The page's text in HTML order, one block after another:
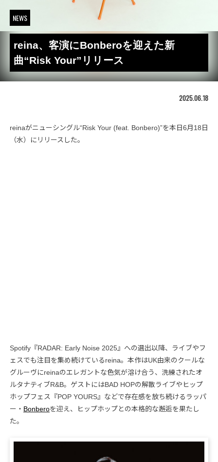
NEWS
reina、客演にBonberoを迎えた新
曲“Risk Your”リリース
2025.06.18
reinaがニューシングル“Risk Your (feat. Bonbero)”を本日6月18日
（水）にリリースした。
Spotify『RADAR: Early Noise 2025』への選出以降、ライブやフ
ェスでも注目を集め続けているreina。本作はUK由来のクールな
グルーヴにreinaのエレガントな色気が溶け合う、洗練されたオ
ルタナティブR&B。ゲストにはBAD HOPの解散ライブやヒップ
ホップフェス『POP YOURS』などで存在感を放ち続けるラッパ
ー・ Bonberoを迎え、ヒップホップとの本格的な邂逅を果たし
た。